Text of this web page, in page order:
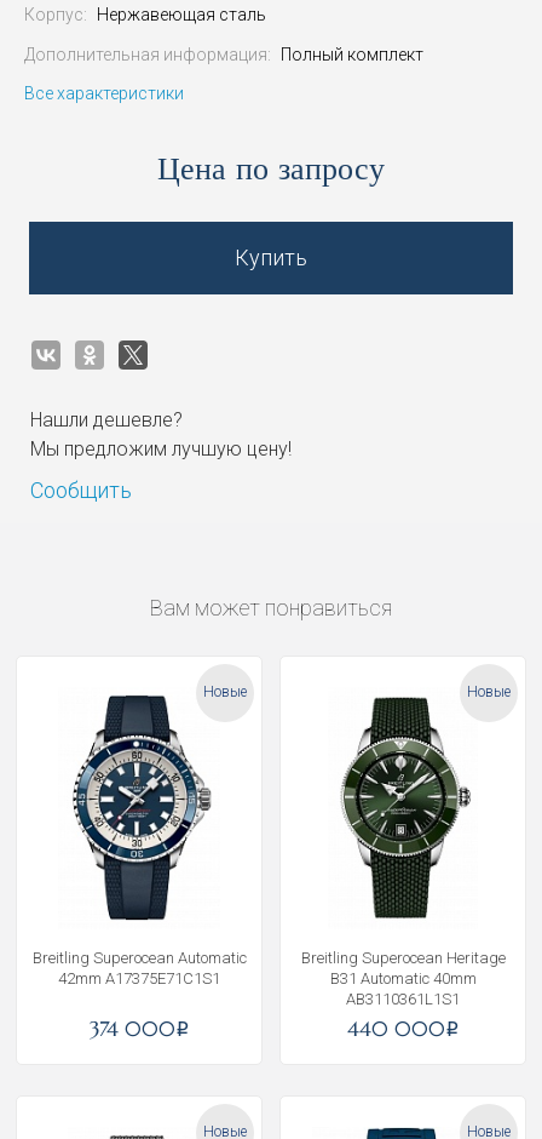
Корпус: Нержавеющая сталь
Дополнительная информация:
Полный комплект
Все характеристики
Цена по запросу
Купить
Нашли дешевле?
Мы предложим лучшую цену!
Сообщить
Вам может понравиться
Новые
Breitling Superocean Automatic
42mm A17375E71C1S1
374 000i
Новые
Breitling Superocean Heritage
B31 Automatic 40mm
AB3110361L1S1
440 000i
Новые Новые